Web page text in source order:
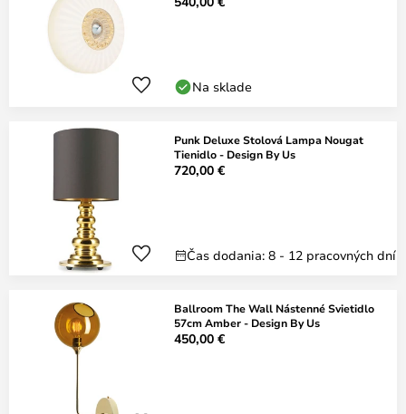
Na sklade
Punk Deluxe Stolová Lampa Nougat
Tienidlo - Design By Us
720,00 €
Čas dodania: 8 - 12 pracovných dní
Ballroom The Wall Nástenné Svietidlo
57cm Amber - Design By Us
450,00 €